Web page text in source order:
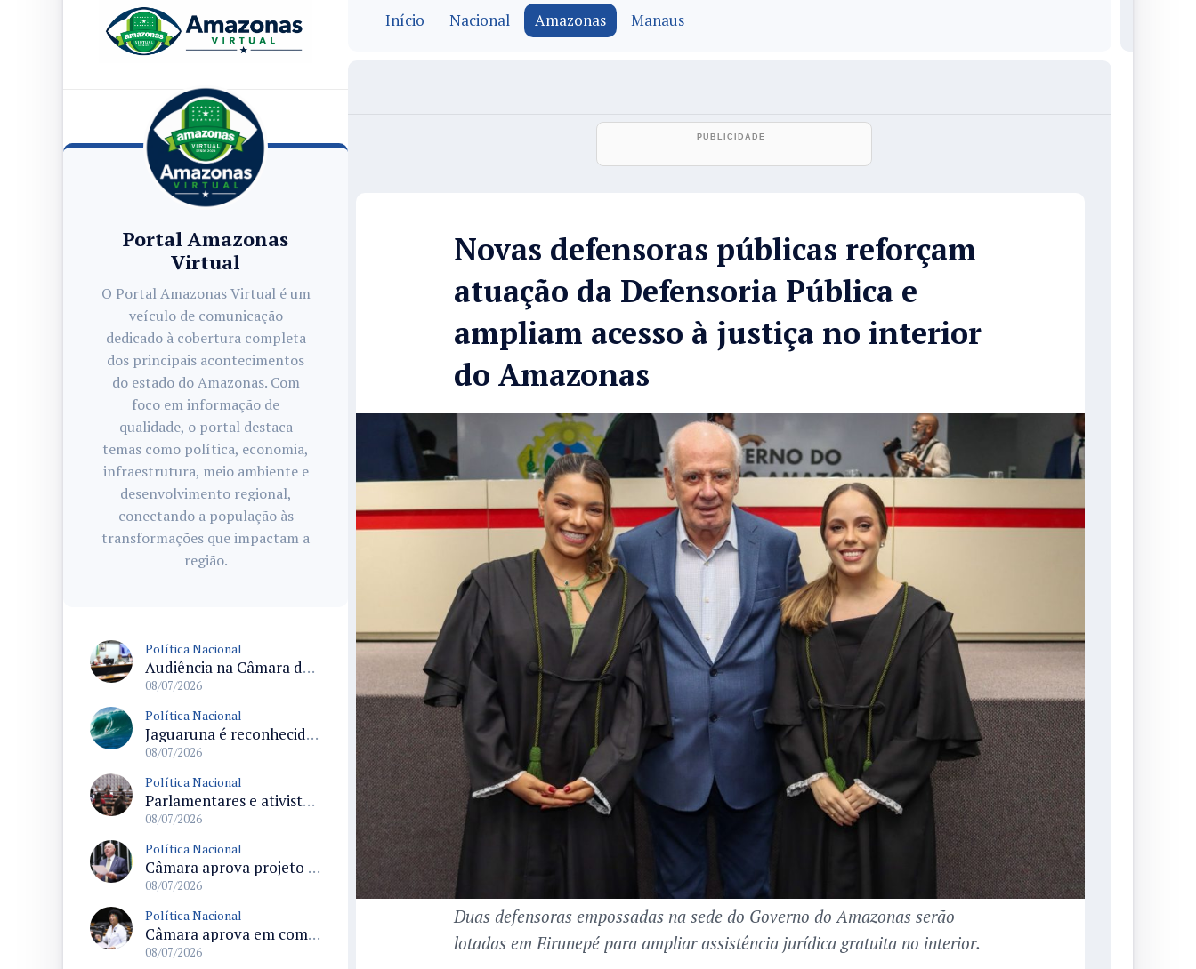
Portal Amazonas
Virtual
O Portal Amazonas Virtual é um
veículo de comunicação
dedicado à cobertura completa
dos principais acontecimentos
do estado do Amazonas. Com
foco em informação de
qualidade, o portal destaca
temas como política, economia,
infraestrutura, meio ambiente e
desenvolvimento regional,
conectando a população às
transformações que impactam a
região.
Política Nacional
Audiência na Câmara debate deportações em massa dos Estados Unidos e acolhimento de migrantes no Brasil
08/07/2026
Política Nacional
Jaguaruna é reconhecida como Capital Nacional da Maior Onda do Brasil após sanção da lei
08/07/2026
Política Nacional
Parlamentares e ativistas pedem votação da criminalização da misoginia no Plenário antes do recesso
08/07/2026
Política Nacional
Câmara aprova projeto que torna permanentes os incentivos à reciclagem e amplia dedução do IR para empresas
08/07/2026
Política Nacional
Câmara aprova em comissão texto que permite ampliar reserva de moradias para pessoas com deficiência conforme demanda
08/07/2026
Início Nacional Amazonas Manaus
Novas defensoras públicas reforçam
atuação da Defensoria Pública e
ampliam acesso à justiça no interior
do Amazonas
Duas defensoras empossadas na sede do Governo do Amazonas serão
lotadas em Eirunepé para ampliar assistência jurídica gratuita no interior.